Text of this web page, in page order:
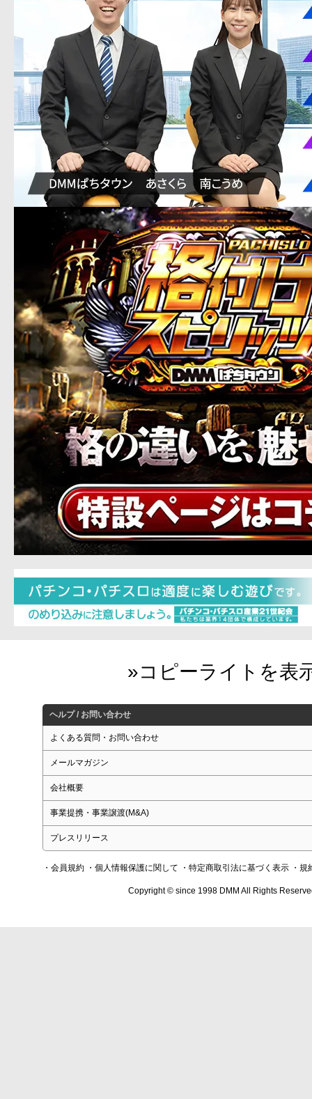
ヘルプ / お問い合わせ
よくある質問・お問い合わせ
メールマガジン
会社概要
事業提携・事業譲渡(M&A)
プレスリリース
・会員規約 ・個人情報保護に関して ・特定商取引法に基づく表示 ・規
Copyright © since 1998 DMM All Rights